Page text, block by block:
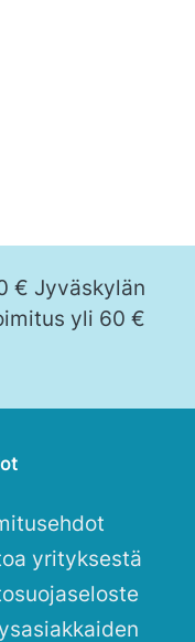
€ Jyväskylän
yli 60 €
yrityksestä